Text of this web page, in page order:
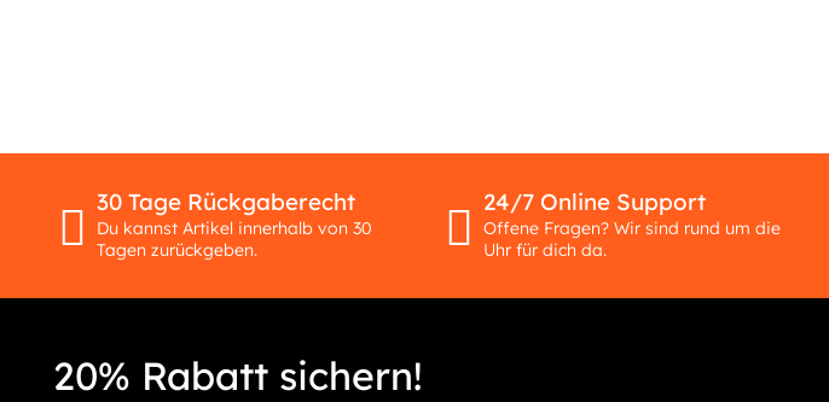
30 Tage Rückgaberecht
Du kannst Artikel innerhalb von 30
Tagen zurückgeben.
24/7 Online Support
Offene Fragen? Wir sind rund um die
Uhr für dich da.
20% Rabatt sichern!